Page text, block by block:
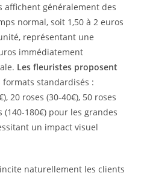
affichent généralement des
normal, soit 1,50 à 2 euros
représentant une
immédiatement
Les fleuristes proposent
standardisés :
20 roses (30-40€), 50 roses
(140-180€) pour les grandes
un impact visuel
naturellement les clients